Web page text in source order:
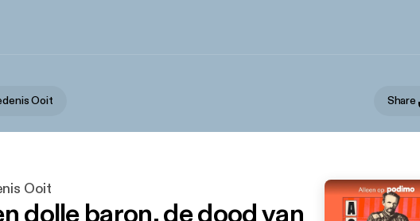
Ooit Share
Ooit